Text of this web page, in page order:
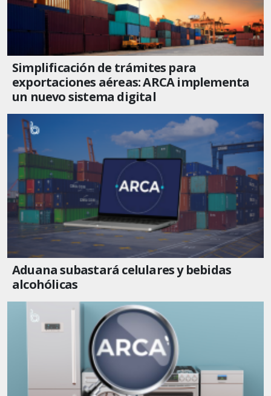
Simplificación de trámites para
exportaciones aéreas: ARCA implementa
un nuevo sistema digital
Aduana subastará celulares y bebidas
alcohólicas